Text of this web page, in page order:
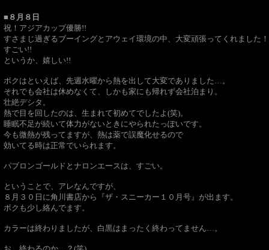
■８月８日
祝！アジアカップ優勝!!
すさまじ過ぎるブーイングとアウェイ環境の中、大変頑張ってくれました！
すごい!!
というか、嬉しい!!
ボクはといえば、先週水曜から熱を出して大変でありました…。
それでも会社は休めなくて、しかも家にも帰れず会社泊まり。
壮絶デシタ。
熱で目を回したのは、生まれて初めてでしたよ(笑)。
睡眠不足が続いて体力がないときにやられたっぽいです。
今も微熱が残ってますが、熱は薬で誤魔化せるので
効いてる時は正常でいられます。
パブロンゴールドとナロンエースは、すごい。
ということで、アレなんですが、
８月３０日に角川書店から『ザ・スニーカー１０月号』が出ます。
ボクも少し絡んでます。
カラーは終わりましたが、白黒はまったく終わってません…。